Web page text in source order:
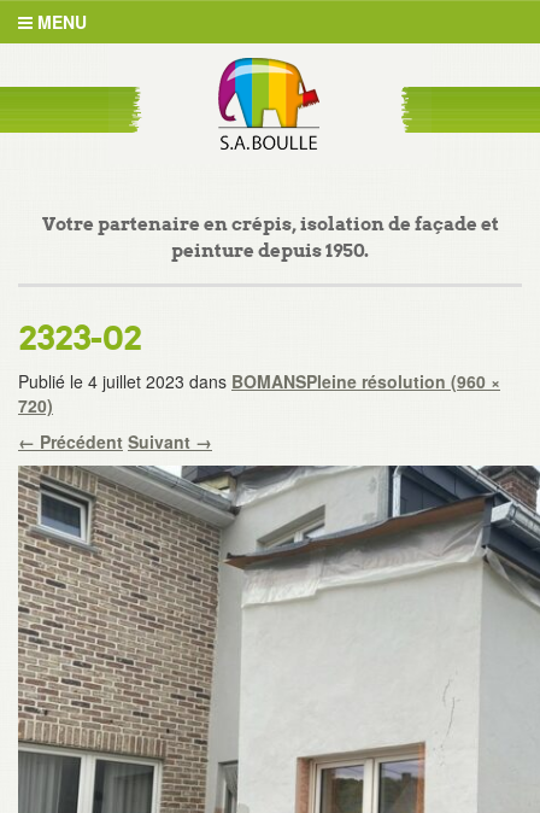
MENU
Votre partenaire en crépis, isolation de façade et
peinture depuis 1950.
2323-02
Publié le 4 juillet 2023 dans BOMANSPleine résolution (960 ×
720)
← Précédent Suivant →